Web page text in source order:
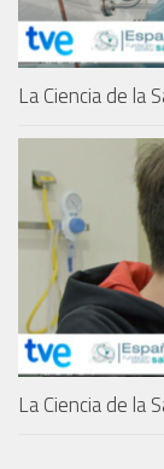
La Ciencia de la
La Ciencia de la